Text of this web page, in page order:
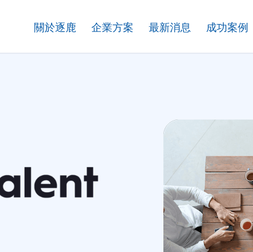
關於逐鹿 企業方案 最新消息 成功案例